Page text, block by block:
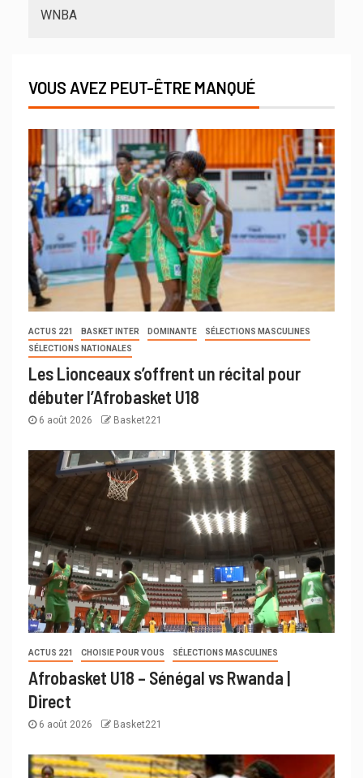
WNBA
VOUS AVEZ PEUT-ÊTRE MANQUÉ
ACTUS 221 BASKET INTER DOMINANTE
SÉLECTIONS MASCULINES
SÉLECTIONS NATIONALES
Les Lionceaux s’offrent un récital pour
débuter l’Afrobasket U18
6 août 2026 Basket221
ACTUS 221 CHOISIE POUR VOUS SÉLECTIONS MASCULINES
Afrobasket U18 – Sénégal vs Rwanda |
Direct
6 août 2026 Basket221